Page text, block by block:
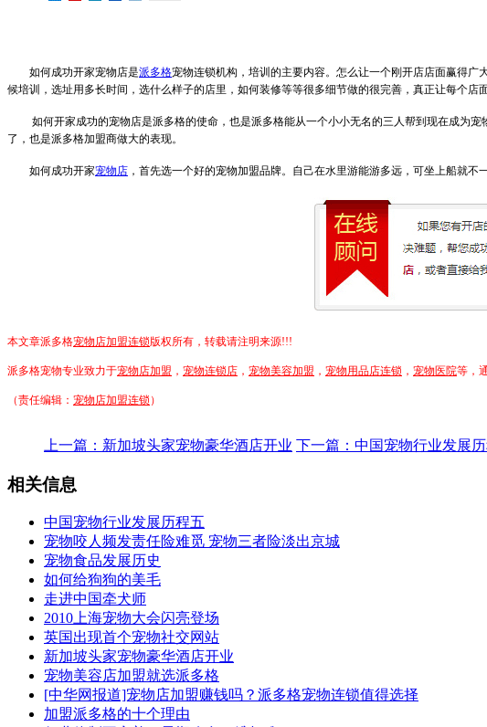
如何成功开家宠物店是派多格宠物连锁机构，培训的主要内容。怎么让一个刚开店店面赢得
候培训，选址用多长时间，选什么样子的店里，如何装修等等很多细节做的很完善，真正让每个店
如何开家成功的宠物店是派多格的使命，也是派多格能从一个小小无名的三人帮到现在成为
了，也是派多格加盟商做大的表现。
如何成功开家宠物店 ，首先选一个好的宠物加盟品牌。自己在水里游能游多远，可坐上船就
本文章派多格宠物店加盟连锁版权所有，转载请注明来源!!!
派多格宠物专业致力于宠物店加盟 ， 宠物连锁店 ， 宠物美容加盟 ， 宠物用品店连锁 ， 宠物医院等，
（责任编辑： 宠物店加盟连锁 ）
上一篇：新加坡头家宠物豪华酒店开业 下一篇：中国宠物行业发展
相关信息
中国宠物行业发展历程五
宠物咬人频发责任险难觅 宠物三者险淡出京城
宠物食品发展历史
如何给狗狗的美毛
走进中国牵犬师
2010上海宠物大会闪亮登场
英国出现首个宠物社交网站
新加坡头家宠物豪华酒店开业
宠物美容店加盟就选派多格
[中华网报道]宠物店加盟赚钱吗？派多格宠物连锁值得选择
加盟派多格的十个理由